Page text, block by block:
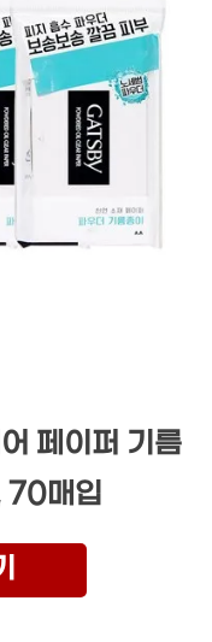
페이퍼 기름
70매입